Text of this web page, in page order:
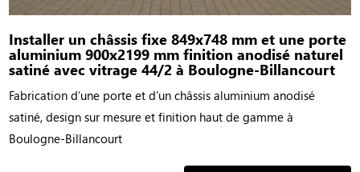
Installer un châssis fixe 849x748 mm et une porte
aluminium 900x2199 mm finition anodisé naturel
satiné avec vitrage 44/2 à Boulogne-Billancourt
Fabrication d’une porte et d’un châssis aluminium anodisé
satiné, design sur mesure et finition haut de gamme à
Boulogne-Billancourt